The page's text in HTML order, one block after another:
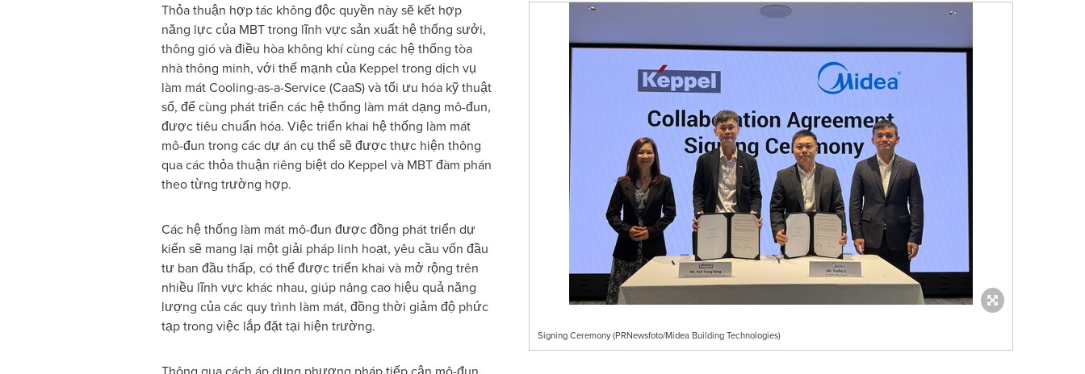
Signing Ceremony (PRNewsfoto/Midea Building Technologies)
Thỏa thuận hợp tác không độc quyền này sẽ kết hợp
năng lực của MBT trong lĩnh vực sản xuất hệ thống sưởi,
thông gió và điều hòa không khí cùng các hệ thống tòa
nhà thông minh, với thế mạnh của Keppel trong dịch vụ
làm mát Cooling-as-a-Service (CaaS) và tối ưu hóa kỹ thuật
số, để cùng phát triển các hệ thống làm mát dạng mô-đun,
được tiêu chuẩn hóa. Việc triển khai hệ thống làm mát
mô-đun trong các dự án cụ thể sẽ được thực hiện thông
qua các thỏa thuận riêng biệt do Keppel và MBT đàm phán
theo từng trường hợp.
Các hệ thống làm mát mô-đun được đồng phát triển dự
kiến sẽ mang lại một giải pháp linh hoạt, yêu cầu vốn đầu
tư ban đầu thấp, có thể được triển khai và mở rộng trên
nhiều lĩnh vực khác nhau, giúp nâng cao hiệu quả năng
lượng của các quy trình làm mát, đồng thời giảm độ phức
tạp trong việc lắp đặt tại hiện trường.